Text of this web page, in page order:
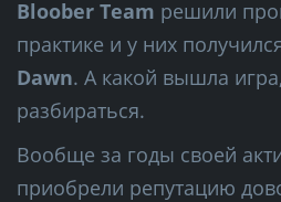
Bloober Team решили
практике и у них
Dawn. А какой вышла
разбираться.
Вообще за годы своей
приобрели репутацию